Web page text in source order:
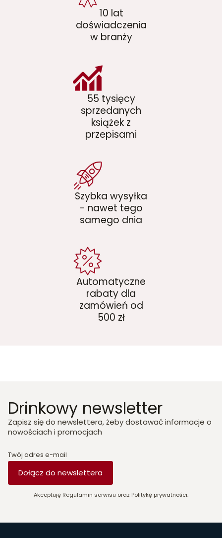
10 lat
doświadczenia
w branży
55 tysięcy
sprzedanych
książek z
przepisami
Szybka wysyłka
- nawet tego
samego dnia
Automatyczne
rabaty dla
zamówień od
500 zł
Drinkowy newsletter
Zapisz się do newslettera, żeby dostawać informacje o
nowościach i promocjach
Twój adres e-mail
Dołącz do newslettera
Akceptuję Regulamin serwisu oraz Politykę prywatności.